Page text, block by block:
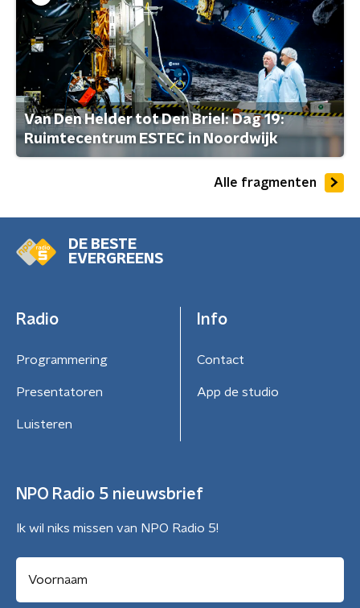
Van Den Helder tot Den Briel: Dag 19:
Ruimtecentrum ESTEC in Noordwijk
Alle fragmenten
DE BESTE
EVERGREENS
Radio
Programmering
Presentatoren
Luisteren
Info
Contact
App de studio
NPO Radio 5 nieuwsbrief
Ik wil niks missen van NPO Radio 5!